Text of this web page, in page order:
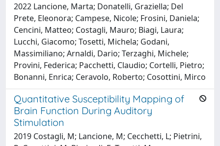
2022 Lancione, Marta; Donatelli, Graziella; Del
Prete, Eleonora; Campese, Nicole; Frosini, Daniela;
Cencini, Matteo; Costagli, Mauro; Biagi, Laura;
Lucchi, Giacomo; Tosetti, Michela; Godani,
Massimiliano; Arnaldi, Dario; Terzaghi, Michele;
Provini, Federica; Pacchetti, Claudio; Cortelli, Pietro;
Bonanni, Enrica; Ceravolo, Roberto; Cosottini, Mirco
Quantitative Susceptibility Mapping of
Brain Function During Auditory
Stimulation
2019 Costagli, M; Lancione, M; Cecchetti, L; Pietrini,